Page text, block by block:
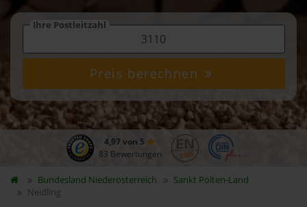
Ihre Postleitzahl
Preis berechnen
4,97 von 5
83 Bewertungen
Bundesland Niederösterreich
Sankt Pölten-Land
Neidling